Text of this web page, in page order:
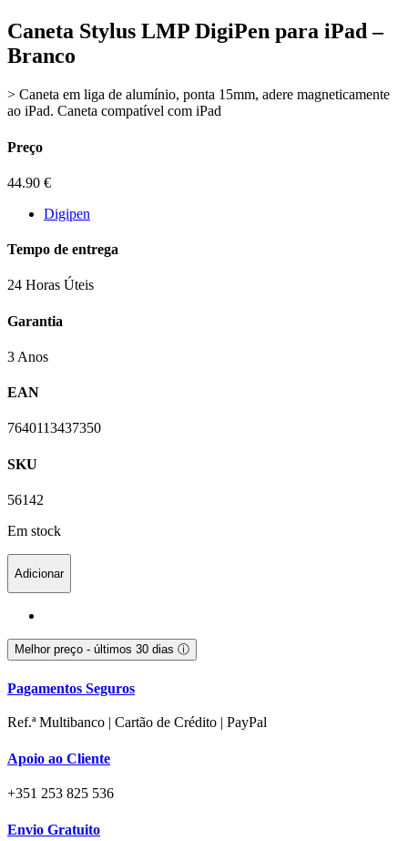
Caneta Stylus LMP DigiPen para iPad –
Branco
> Caneta em liga de alumínio, ponta 15mm, adere magneticamente
ao iPad. Caneta compatível com iPad
Preço
44.90 €
Digipen
Tempo de entrega
24 Horas Úteis
Garantia
3 Anos
EAN
7640113437350
SKU
56142
Em stock
Adicionar
Melhor preço - últimos 30 dias ⓘ
Pagamentos Seguros
Ref.ª Multibanco | Cartão de Crédito | PayPal
Apoio ao Cliente
+351 253 825 536
Envio Gratuito